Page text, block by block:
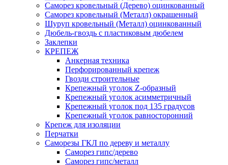
Саморез кровельный (Дерево) оцинкованный
Саморез кровельный (Металл) окрашенный
Шуруп кровельный (Металл) оцинкованный
Дюбель-гвоздь с пластиковым дюбелем
Заклепки
КРЕПЕЖ
Анкерная техника
Перфорированный крепеж
Гвозди строительные
Крепежный уголок Z-образный
Крепежный уголок асимметричный
Крепежный уголок под 135 градусов
Крепежный уголок равносторонний
Крепеж для изоляции
Перчатки
Саморезы ГКЛ по дереву и металлу
Саморез гипс/дерево
Саморез гипс/металл